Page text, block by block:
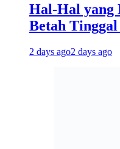
Hal-Hal yang
Betah
2 days ago2 days ago